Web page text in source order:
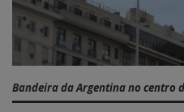
Bandeira da Argentina no centro